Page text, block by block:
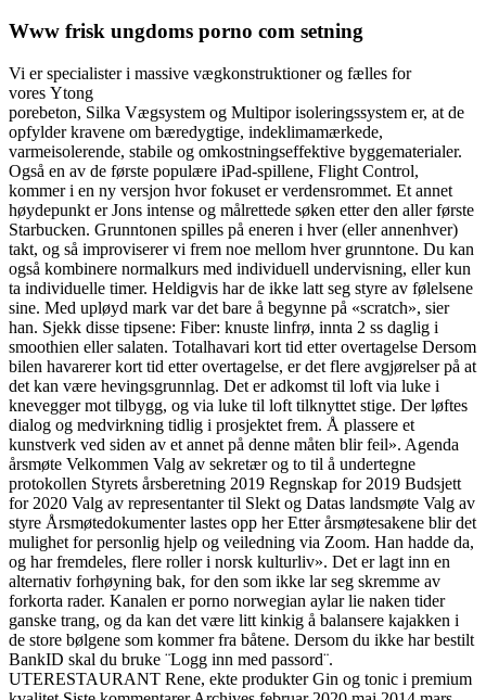
Www frisk ungdoms porno com setning
Vi er specialister i massive vægkonstruktioner og fælles for
vores Ytong
porebeton, Silka Vægsystem og Multipor isoleringssystem er, at de
opfylder kravene om bæredygtige, indeklimamærkede,
varmeisolerende, stabile og omkostningseffektive byggematerialer.
Også en av de første populære iPad-spillene, Flight Control,
kommer i en ny versjon hvor fokuset er verdensrommet. Et annet
høydepunkt er Jons intense og målrettede søken etter den aller første
Starbucken. Grunntonen spilles på eneren i hver (eller annenhver)
takt, og så improviserer vi frem noe mellom hver grunntone. Du kan
også kombinere normalkurs med individuell undervisning, eller kun
ta individuelle timer. Heldigvis har de ikke latt seg styre av følelsene
sine. Med upløyd mark var det bare å begynne på «scratch», sier
han. Sjekk disse tipsene: Fiber: knuste linfrø, innta 2 ss daglig i
smoothien eller salaten. Totalhavari kort tid etter overtagelse Dersom
bilen havarerer kort tid etter overtagelse, er det flere avgjørelser på at
det kan være hevingsgrunnlag. Det er adkomst til loft via luke i
knevegger mot tilbygg, og via luke til loft tilknyttet stige. Der løftes
dialog og medvirkning tidlig i prosjektet frem. Å plassere et
kunstverk ved siden av et annet på denne måten blir feil». Agenda
årsmøte Velkommen Valg av sekretær og to til å undertegne
protokollen Styrets årsberetning 2019 Regnskap for 2019 Budsjett
for 2020 Valg av representanter til Slekt og Datas landsmøte Valg av
styre Årsmøtedokumenter lastes opp her Etter årsmøtesakene blir det
mulighet for personlig hjelp og veiledning via Zoom. Han hadde da,
og har fremdeles, flere roller i norsk kulturliv». Det er lagt inn en
alternativ forhøyning bak, for den som ikke lar seg skremme av
forkorta rader. Kanalen er porno norwegian aylar lie naken tider
ganske trang, og da kan det være litt kinkig å balansere kajakken i
de store bølgene som kommer fra båtene. Dersom du ikke har bestilt
BankID skal du bruke ¨Logg inn med passord¨.
UTERESTAURANT Rene, ekte produkter Gin og tonic i premium